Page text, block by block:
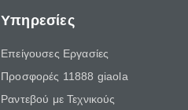
Υπηρεσίες
Επείγουσες Εργασίες
Προσφορές 11888 giaola
Ραντεβού με Τεχνικούς